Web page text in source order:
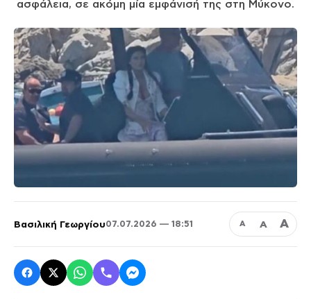
ασφάλεια, σε ακόμη μία εμφάνισή της στη Μύκονο.
Βασιλική Γεωργίου07.07.2026 — 18:51 Α Α Α